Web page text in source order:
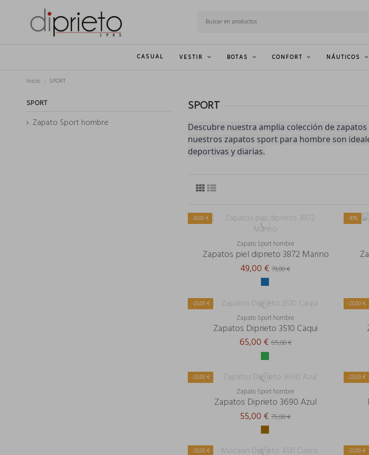
CASUAL VESTIR BOTAS CONFORT NÁUTICOS
Inicio SPORT
SPORT
Descubre nuestra amplia colección de
nuestros zapatos sport para hombre son
deportivas y diarias.
-30,00 €
Zapato Sport hombre
Zapatos piel diprieto 3872 Marino
49,00 €79,00 €
-30%
-20,00 €
Zapato Sport hombre
Zapatos Diprieto 3510 Caqui
65,00 € 85,00 €
-20,00 €
-20,00 €
Zapato Sport hombre
Zapatos Diprieto 3690 Azul
55,00 €75,00 €
-20,00 €
-20,00 € -20,00 €
SPORT
Zapato Sport hombre